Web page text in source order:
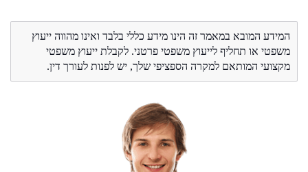
המידע המובא במאמר זה הינו מידע כללי בלבד ואינו מהווה ייעוץ
משפטי או תחליף לייעוץ משפטי פרטני. לקבלת ייעוץ משפטי
מקצועי המותאם למקרה הספציפי שלך, יש לפנות לעורך דין.